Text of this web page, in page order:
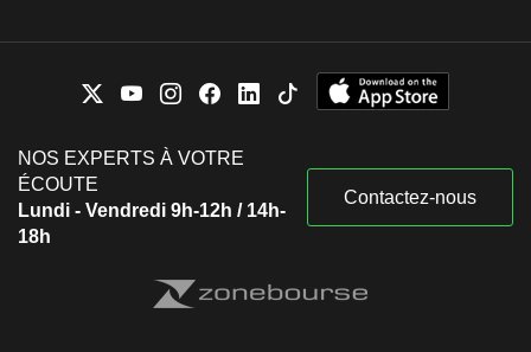
NOS EXPERTS À VOTRE
ÉCOUTE
Lundi - Vendredi 9h-12h / 14h-
18h
Contactez-nous